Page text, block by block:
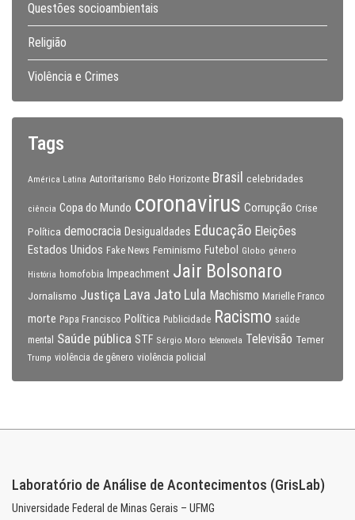
Questões socioambientais
Religião
Violência e Crimes
Tags
América Latina Autoritarismo Belo Horizonte Brasil celebridades
ciência Copa do Mundo coronavirus Corrupção Crise
Política democracia Desigualdades Educação Eleições
Estados Unidos Fake News Feminismo Futebol Globo gênero
História homofobia Impeachment Jair Bolsonaro
Jornalismo Justiça Lava Jato Lula Machismo Marielle Franco
morte Papa Francisco Política Publicidade Racismo saúde
mental
Saúde pública STF Sérgio Moro telenovela Televisão Temer
Trump violência de gênero violência policial
Laboratório de Análise de Acontecimentos (GrisLab)
Universidade Federal de Minas Gerais – UFMG